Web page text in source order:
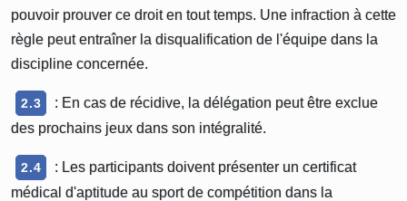
pouvoir prouver ce droit en tout temps. Une infraction à cette
règle peut entraîner la disqualification de l'équipe dans la
discipline concernée.
2.3
: En cas de récidive, la délégation peut être exclue
des prochains jeux dans son intégralité.
2.4
: Les participants doivent présenter un certificat
médical d'aptitude au sport de compétition dans la